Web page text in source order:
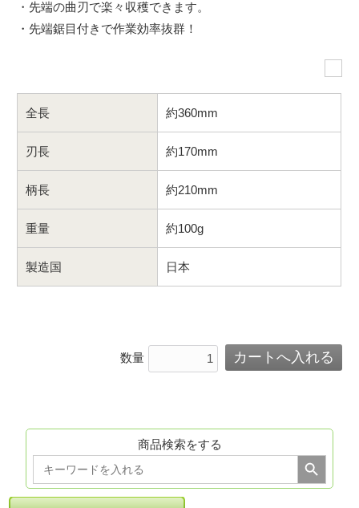
・先端の曲刃で楽々収穫できます。
・先端鋸目付きで作業効率抜群！
全長 約360mm
刃長 約170mm
柄長 約210mm
重量 約100g
製造国 日本
数量
商品検索をする
Search
for:
Search Button